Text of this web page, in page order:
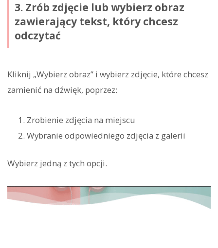
3. Zrób zdjęcie lub wybierz obraz
zawierający tekst, który chcesz
odczytać
Kliknij „Wybierz obraz” i wybierz zdjęcie, które chcesz
zamienić na dźwięk, poprzez:
Zrobienie zdjęcia na miejscu
Wybranie odpowiedniego zdjęcia z galerii
Wybierz jedną z tych opcji.